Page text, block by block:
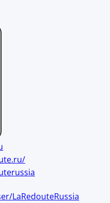
LaRedouteRussia